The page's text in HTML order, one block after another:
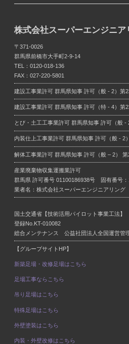
株式会社スーパーエンジニア
〒371-0026
群馬県前橋市大手町2-9-14
TEL： 0120-018-136
FAX：027-220-5801
建設工事業許可 群馬県知事 許可（般 - 2）第
建設工事業許可 群馬県知事 許可（特 - 4）第
とび・土工工事業許可 群馬県知事 許可（般 -
内装仕上工事業許可 群馬県知事 許可（般 - 2
解体工事業許可 群馬県知事 許可（般 – 2）
産業廃棄物収集運搬業許可
群馬県 許可番号 01100186938号 固有番号：
業者名：株式会社スーパーエンジニアリング
国土交通省【技術活用パイロット事業工法】
登録No.KT-010082
総合メンテナンス 公益社団法人全国運営管
【グループサイトHP】
新築足場・改修足場はこちら
足場工事ならこちら
吊り足場はこちら
特殊足場はこちら
外壁塗装はこちら
内装・外壁改修はこちら